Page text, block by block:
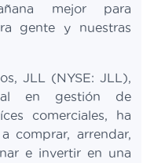
mejor para
gente y nuestras
JLL (NYSE: JLL),
en gestión de
comerciales, ha
comprar, arrendar,
e invertir en una